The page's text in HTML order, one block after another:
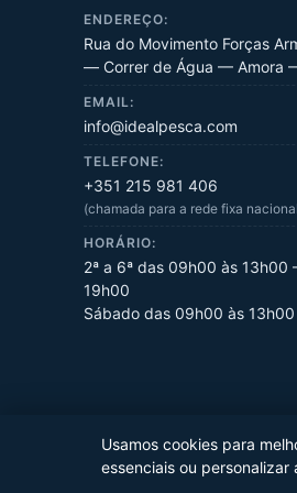
ENDEREÇO:
Rua do Movimento Forças
— Correr de Água — Amora
EMAIL:
info@idealpesca.com
TELEFONE:
+351 215 981 406
(chamada para a rede fixa
HORÁRIO:
2ª a 6ª das 09h00 às
19h00
Sábado das 09h00 às 13h00
Copyright ©2026 Ideal Pesca.
Usamos cookies para
essenciais ou personalizar